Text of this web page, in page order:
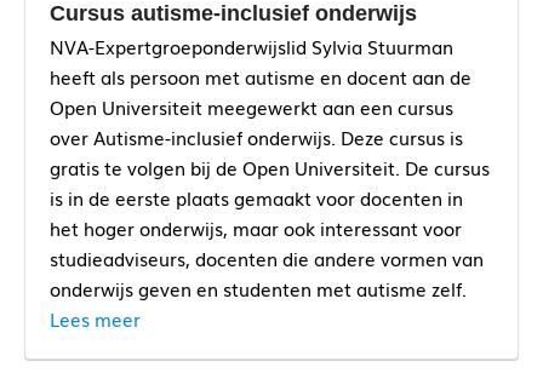
Cursus autisme-inclusief onderwijs
NVA-Expertgroeponderwijslid Sylvia Stuurman
heeft als persoon met autisme en docent aan de
Open Universiteit meegewerkt aan een cursus
over Autisme-inclusief onderwijs. Deze cursus is
gratis te volgen bij de Open Universiteit. De cursus
is in de eerste plaats gemaakt voor docenten in
het hoger onderwijs, maar ook interessant voor
studieadviseurs, docenten die andere vormen van
onderwijs geven en studenten met autisme zelf.
Lees meer